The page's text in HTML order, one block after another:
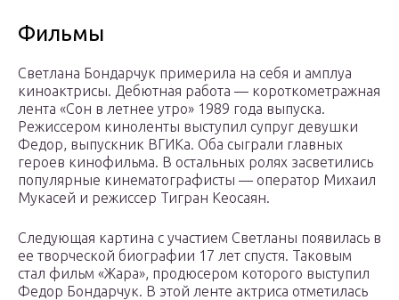
Фильмы
Светлана Бондарчук примерила на себя и амплуа
киноактрисы. Дебютная работа — короткометражная
лента «Сон в летнее утро» 1989 года выпуска.
Режиссером киноленты выступил супруг девушки
Федор, выпускник ВГИКа. Оба сыграли главных
героев кинофильма. В остальных ролях засветились
популярные кинематографисты — оператор Михаил
Мукасей и режиссер Тигран Кеосаян.
Следующая картина с участием Светланы появилась в
ее творческой биографии 17 лет спустя. Таковым
стал фильм «Жара», продюсером которого выступил
Федор Бондарчук. В этой ленте актриса отметилась